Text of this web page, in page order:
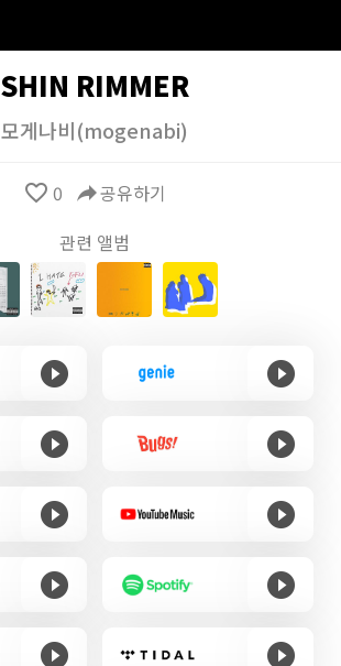
SHIN RIMMER
모게나비(mogenabi)
favorite_border 0 reply공유하기
관련 앨범